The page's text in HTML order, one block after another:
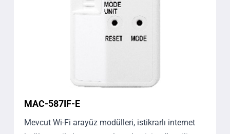
MAC-587IF-E
Mevcut Wi-Fi arayüz modülleri, istikrarlı internet